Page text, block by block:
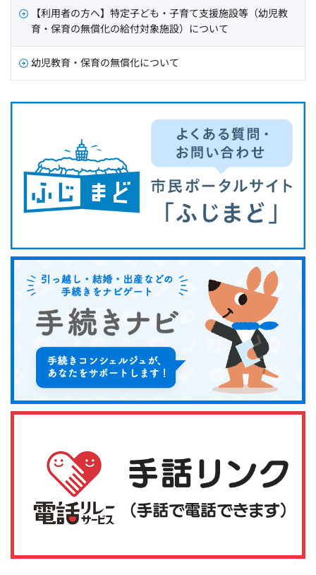
【利用者の方へ】特定子ども・子育て支援施設等（幼児教
育・保育の無償化の給付対象施設）について
幼児教育・保育の無償化について